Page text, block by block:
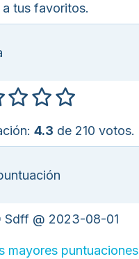
a tus favoritos.
4.3 de 210 votos.
Sdff @ 2023-08-01
mayores puntuaciones